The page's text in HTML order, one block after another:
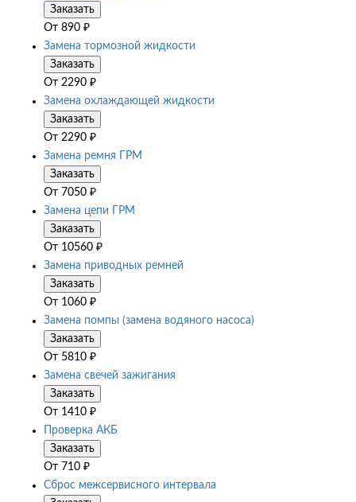
Заказать
От 890 ₽
Замена тормозной жидкости
Заказать
От 2290 ₽
Замена охлаждающей жидкости
Заказать
От 2290 ₽
Замена ремня ГРМ
Заказать
От 7050 ₽
Замена цепи ГРМ
Заказать
От 10560 ₽
Замена приводных ремней
Заказать
От 1060 ₽
Замена помпы (замена водяного насоса)
Заказать
От 5810 ₽
Замена свечей зажигания
Заказать
От 1410 ₽
Проверка АКБ
Заказать
От 710 ₽
Сброс межсервисного интервала